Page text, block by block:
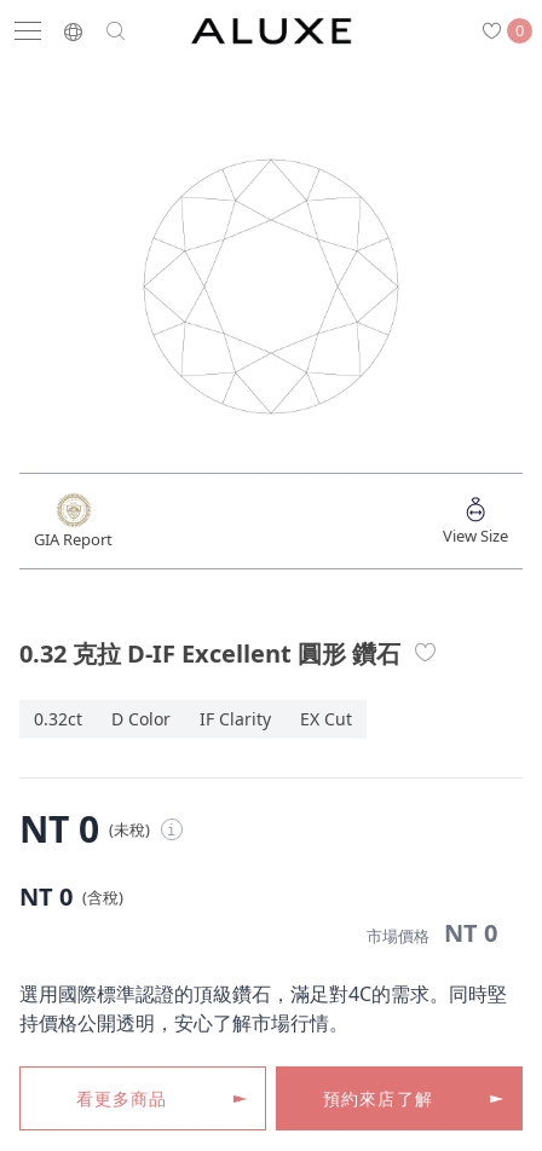
0
搜尋
結婚戒指
結婚戒指
珠寶鑽飾
關於ALUXE
最新消息
婚禮護照
GIA Report View Size
0.32 克拉 D-IF Excellent 圓形 鑽石
0.32ct D Color IF Clarity EX Cut
NT 0 (未稅) i
NT 0 (含稅)
市場價格
NT 0
選用國際標準認證的頂級鑽石，滿足對4C的需求。同時堅
持價格公開透明，安心了解市場行情。
看更多商品 預約來店了解